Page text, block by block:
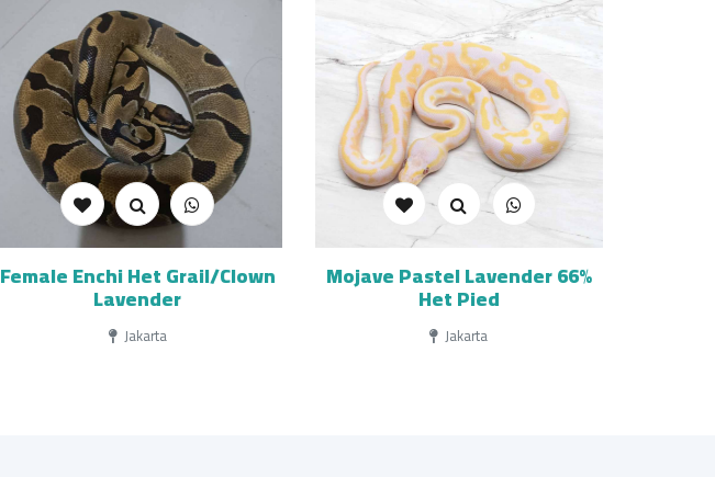
Female Enchi Het Grail/Clown
Lavender
Jakarta
Mojave Pastel Lavender 66%
Het Pied
Jakarta